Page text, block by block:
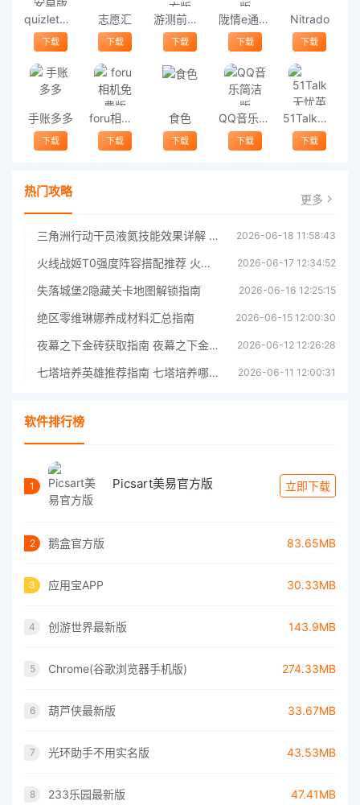
quizlet安卓版
下载
志愿汇
下载
游测前线官方版
下载
陇情e通最新版
下载
Nitrado
下载
手账多多
下载
foru相机免费版
下载
食色
下载
QQ音乐简洁版
下载
51Talk无忧英语
下载
热门攻略 更多
三角洲行动干员液氮技能效果详解 三角洲行动干员液氮技能介绍 2026-06-18 11:58:43
火线战姬T0强度阵容搭配推荐 火线战姬T0强度阵容哪个好 2026-06-17 12:34:52
失落城堡2隐藏关卡地图解锁指南 2026-06-16 12:25:15
绝区零维琳娜养成材料汇总指南 2026-06-15 12:00:30
夜幕之下金砖获取指南 夜幕之下金砖获取方法 2026-06-12 12:26:28
七塔培养英雄推荐指南 七塔培养哪个英雄好 2026-06-11 12:00:31
软件排行榜
1 Picsart美易官方版 立即下载
2 鹅盒官方版 83.65MB
3 应用宝APP 30.33MB
4 创游世界最新版 143.9MB
5 Chrome(谷歌浏览器手机版) 274.33MB
6 葫芦侠最新版 33.67MB
7 光环助手不用实名版 43.53MB
8 233乐园最新版 47.41MB